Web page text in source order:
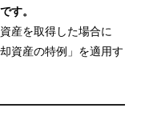
す。
産を取得した場合に
資産の特例」を適用す